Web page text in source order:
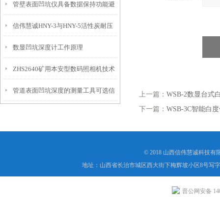
埋头度仪技术参数！
管壁表面凹坑仪具备数据保持功能避
免测试过程中测针移动导致数据变动
信伟慧诚HNY-3与HNY-5活性炭耐压
强度测定仪技术参数！
数显凹坑深度计工作原理
ZHS2640矿用本安型数码照相机技术
参数！
管道表面凹坑深度的测量工具可选信
上一篇： WSB-2数显台式
下一篇： WSB-3C智能白
© 2018 山西信伟慧诚科技有
地址：山西省长治市城区西大街下梅辉坡小区8号写
晋公网安备